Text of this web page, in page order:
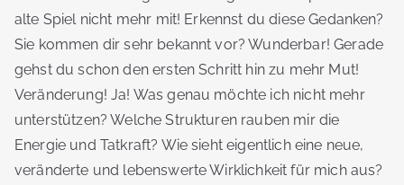
alte Spiel nicht mehr mit! Erkennst du diese Gedanken?
Sie kommen dir sehr bekannt vor? Wunderbar! Gerade
gehst du schon den ersten Schritt hin zu mehr Mut!
Veränderung! Ja! Was genau möchte ich nicht mehr
unterstützen? Welche Strukturen rauben mir die
Energie und Tatkraft? Wie sieht eigentlich eine neue,
veränderte und lebenswerte Wirklichkeit für mich aus?